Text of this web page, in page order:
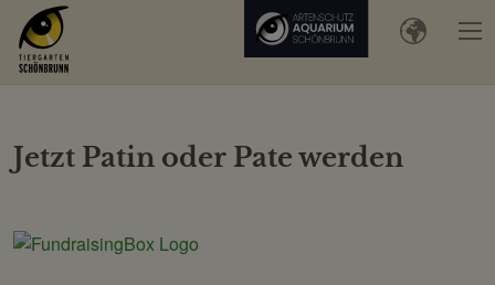
Jetzt Patin oder Pate werden